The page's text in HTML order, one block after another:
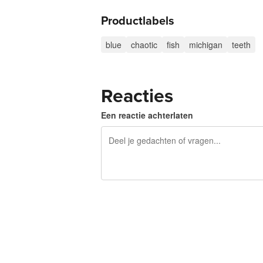
Productlabels
blue chaotic fish michigan teeth
Reacties
Een reactie achterlaten